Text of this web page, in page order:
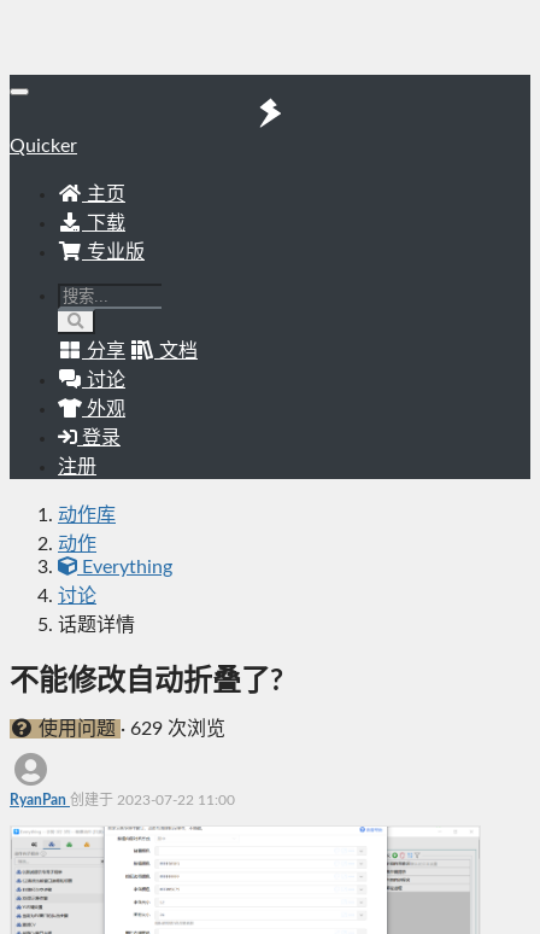
Quicker
主页
下载
专业版
分享
文档
讨论
外观
登录
注册
动作库
动作
Everything
讨论
话题详情
不能修改自动折叠了?
使用问题 · 629 次浏览
RyanPan 创建于 2023-07-22 11:00